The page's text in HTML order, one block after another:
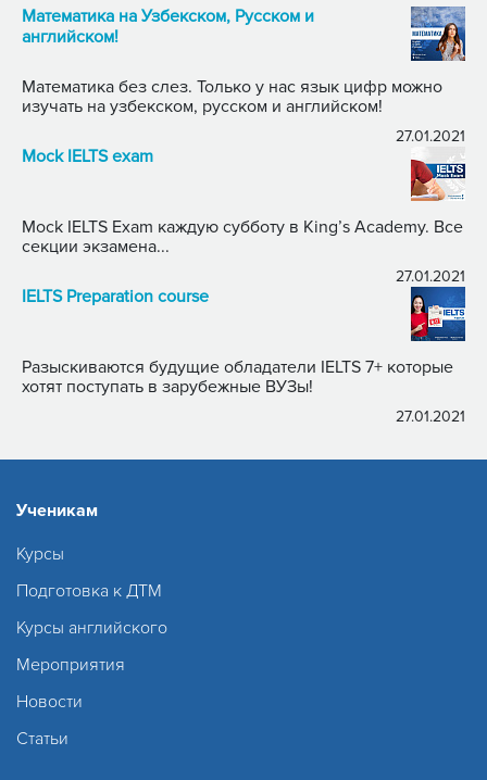
Математика на Узбекском, Русском и
английском!
Математика без слез. Только у нас язык цифр можно
изучать на узбекском, русском и английском!
27.01.2021
Mock IELTS exam
Mock IELTS Exam каждую субботу в King’s Academy. Все
секции экзамена...
27.01.2021
IELTS Preparation course
Разыскиваются будущие обладатели IELTS 7+ которые
хотят поступать в зарубежные ВУЗы!
27.01.2021
Ученикам
Курсы
Подготовка к ДТМ
Курсы английского
Мероприятия
Новости
Статьи